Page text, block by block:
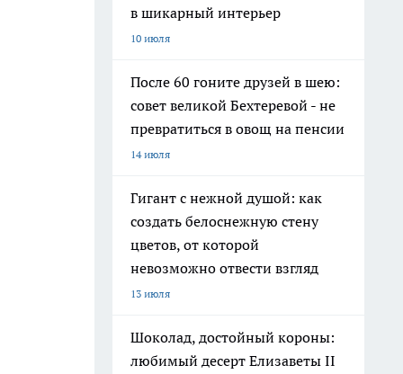
в шикарный интерьер
10 июля
После 60 гоните друзей в шею:
совет великой Бехтеревой - не
превратиться в овощ на пенсии
14 июля
Гигант с нежной душой: как
создать белоснежную стену
цветов, от которой
невозможно отвести взгляд
13 июля
Шоколад, достойный короны:
любимый десерт Елизаветы II